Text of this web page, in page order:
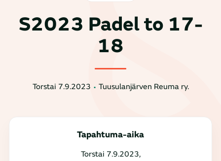
S2023 Padel to 17-
18
Torstai 7.9.2023 Tuusulanjärven Reuma ry.
Tapahtuma-aika
Torstai 7.9.2023,